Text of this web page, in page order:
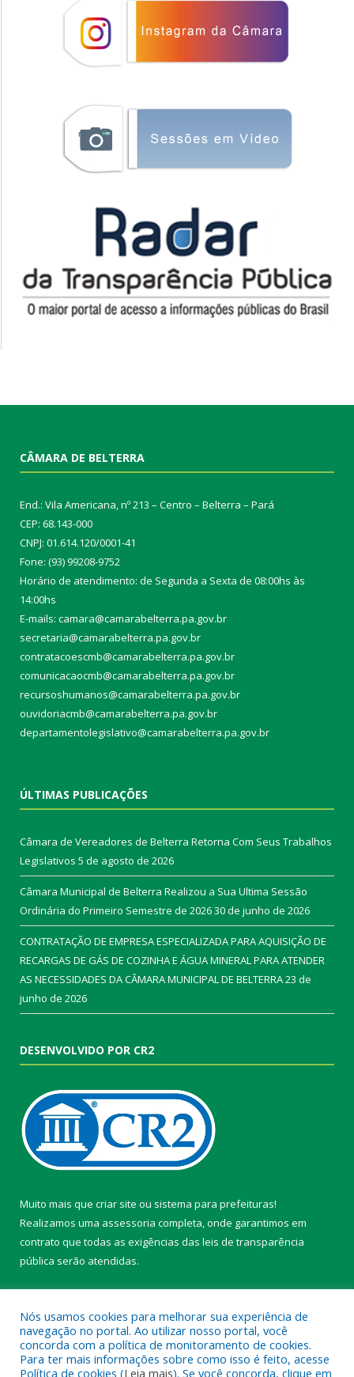
CÂMARA DE BELTERRA
End.: Vila Americana, nº 213 – Centro – Belterra – Pará
CEP: 68.143-000
CNPJ: 01.614.120/0001-41
Fone: (93) 99208-9752
Horário de atendimento: de Segunda a Sexta de 08:00hs às
14:00hs
E-mails: camara@camarabelterra.pa.gov.br
secretaria@camarabelterra.pa.gov.br
contratacoescmb@camarabelterra.pa.gov.br
comunicacaocmb@camarabelterra.pa.gov.br
recursoshumanos@camarabelterra.pa.gov.br
ouvidoriacmb@camarabelterra.pa.gov.br
departamentolegislativo@camarabelterra.pa.gov.br
ÚLTIMAS PUBLICAÇÕES
Câmara de Vereadores de Belterra Retorna Com Seus Trabalhos
Legislativos 5 de agosto de 2026
Câmara Municipal de Belterra Realizou a Sua Ultima Sessão
Ordinária do Primeiro Semestre de 202630 de junho de 2026
CONTRATAÇÃO DE EMPRESA ESPECIALIZADA PARA AQUISIÇÃO DE
RECARGAS DE GÁS DE COZINHA E ÁGUA MINERAL PARA ATENDER
AS NECESSIDADES DA CÂMARA MUNICIPAL DE BELTERRA23 de
junho de 2026
DESENVOLVIDO POR CR2
Muito mais que criar site ou sistema para prefeituras!
Realizamos uma assessoria completa, onde garantimos em
contrato que todas as exigências das leis de transparência
pública serão atendidas.
Nós usamos cookies para melhorar sua experiência de
navegação no portal. Ao utilizar nosso portal, você
concorda com a política de monitoramento de cookies.
Para ter mais informações sobre como isso é feito, acesse
Política de cookies (Leia mais). Se você concorda, clique em